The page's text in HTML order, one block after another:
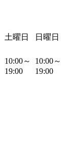
土曜日 日曜日
10:00～
19:00
10:00～
19:00